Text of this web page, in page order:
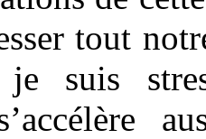
tout
suis